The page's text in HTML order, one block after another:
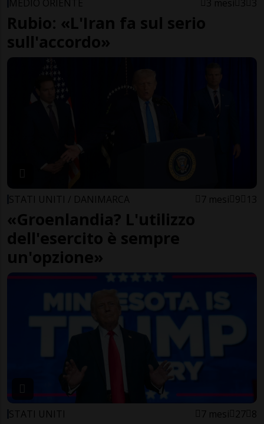
MEDIO ORIENTE 3 mesi 3 3
Rubio: «L'Iran fa sul serio
sull'accordo»
STATI UNITI / DANIMARCA 7 mesi 9 13
«Groenlandia? L'utilizzo
dell'esercito è sempre
un'opzione»
STATI UNITI 7 mesi 27 8